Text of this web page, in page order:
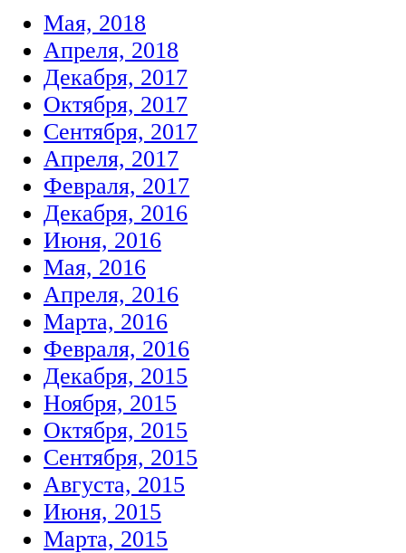
Мая, 2018
Апреля, 2018
Декабря, 2017
Октября, 2017
Сентября, 2017
Апреля, 2017
Февраля, 2017
Декабря, 2016
Июня, 2016
Мая, 2016
Апреля, 2016
Марта, 2016
Февраля, 2016
Декабря, 2015
Ноября, 2015
Октября, 2015
Сентября, 2015
Августа, 2015
Июня, 2015
Марта, 2015